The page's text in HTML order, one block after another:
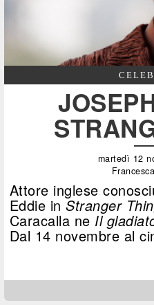
martedì 12
Attore inglese
Eddie inStranger
Caracalla ne Il
Dal 14 novembre al